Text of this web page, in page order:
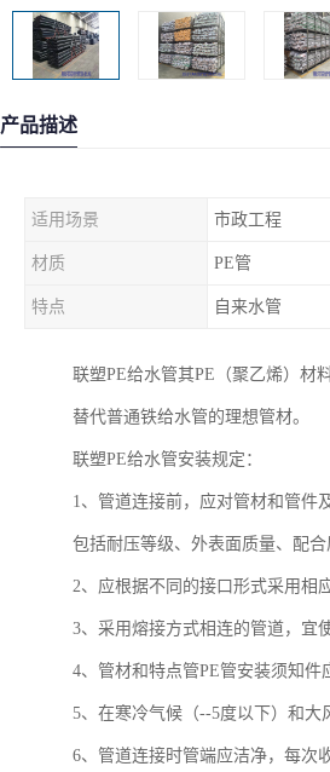
产品描述
适用场景 市政工程
材质 PE管
特点 自来水管
联塑PE给水管其PE（聚乙烯）材
替代普通铁给水管的理想管材。
联塑PE给水管安装规定：
1、管道连接前，应对管材和管件
包括耐压等级、外表面质量、配合
2、应根据不同的接口形式采用相
3、采用熔接方式相连的管道，宜
4、管材和特点管PE管安装须知件
5、在寒冷气候（--5度以下）和大
6、管道连接时管端应洁净，每次